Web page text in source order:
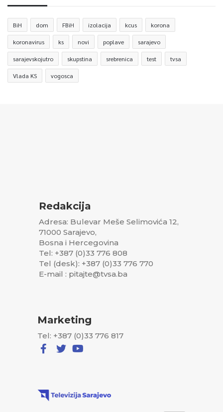
BiH dom FBiH izolacija kcus korona
koronavirus ks novi poplave sarajevo
sarajevskojutro skupstina srebrenica test tvsa
Vlada KS vogosca
Redakcija
Adresa: Bulevar Meše Selimovića 12,
71000 Sarajevo,
Bosna i Hercegovina
Tel: +387 (0)33 776 808
Tel (desk): +387 (0)33 776 770
E-mail : pitajte@tvsa.ba
Marketing
Tel: +387 (0)33 776 817